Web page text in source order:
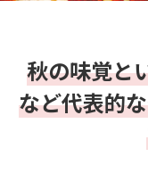
秋の味覚と
など代表的